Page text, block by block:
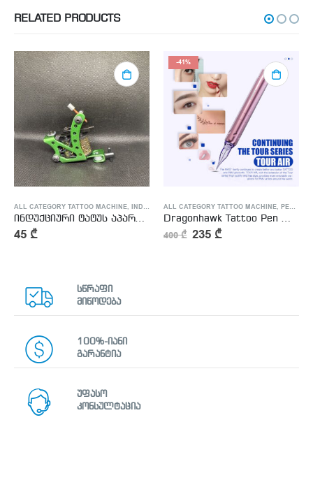
RELATED PRODUCTS
ALL CATEGORY TATTOO MACHINE, INDUCTION TATTOO MACHINE
45 ₾
-41%
ALL CATEGORY TATTOO MACHINE, PERMANENT MAKEUP MACHINE
400₾ 235 ₾
სწრაფი
მიწოდება
100%-იანი
გარანტია
უფასო
კონსულტაცია